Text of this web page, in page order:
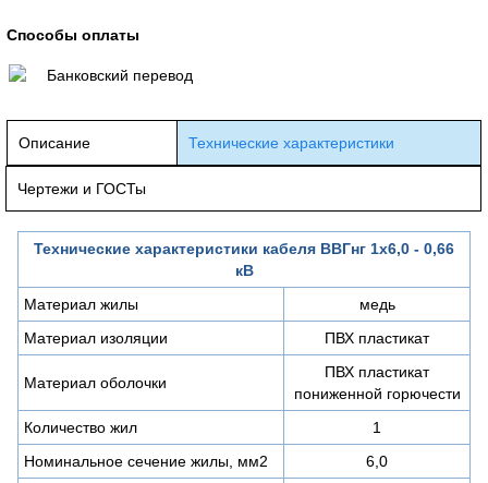
Способы оплаты
Банковский перевод
Описание Технические характеристики
Чертежи и ГОСТы
Технические характеристики кабеля ВВГнг 1х6,0 - 0,66
кВ
Материал жилы
медь
Материал изоляции
ПВХ пластикат
Материал оболочки
ПВХ пластикат
пониженной горючести
Количество жил
1
Номинальное сечение жилы, мм2
6,0